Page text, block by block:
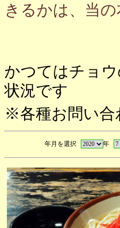
きるかは、当
かつてはチョ
状況です
※各種お問い合
年月を選択 年